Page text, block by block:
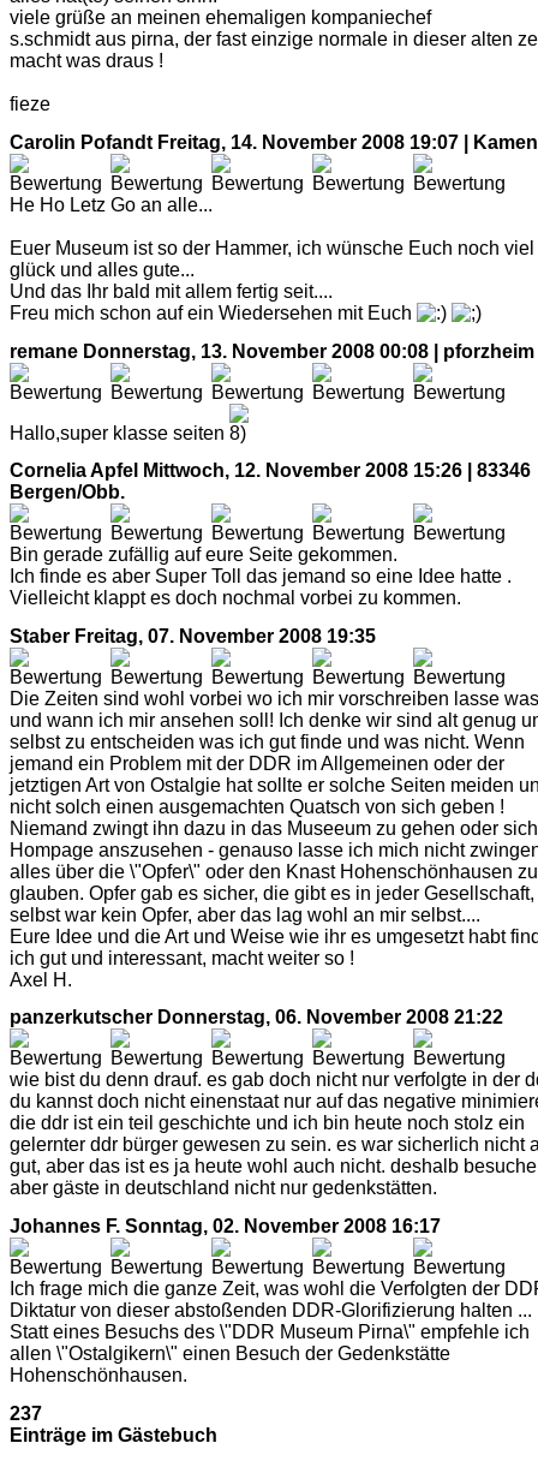
viele grüße an meinen ehemaligen kompaniechef
s.schmidt aus pirna, der fast einzige normale in dieser alten
macht was draus !
fieze
Carolin Pofandt Freitag, 14. November 2008 19:07 |
He Ho Letz Go an alle...
Euer Museum ist so der Hammer, ich wünsche Euch noch viel
glück und alles gute...
Und das Ihr bald mit allem fertig seit....
Freu mich schon auf ein Wiedersehen mit Euch
remane Donnerstag, 13. November 2008 00:08 | pforzheim
Hallo,super klasse seiten
Cornelia Apfel
Mittwoch, 12. November 2008 15:26 | 83346
Bergen/Obb.
Bin gerade zufällig auf eure Seite gekommen.
Ich finde es aber Super Toll das jemand so eine Idee hatte .
Vielleicht klappt es doch nochmal vorbei zu kommen.
Staber Freitag, 07. November 2008 19:35
Die Zeiten sind wohl vorbei wo ich mir vorschreiben lasse was
und wann ich mir ansehen soll! Ich denke wir sind alt genug
selbst zu entscheiden was ich gut finde und was nicht. Wenn
jemand ein Problem mit der DDR im Allgemeinen oder der
jetztigen Art von Ostalgie hat sollte er solche Seiten meiden
nicht solch einen ausgemachten Quatsch von sich geben !
Niemand zwingt ihn dazu in das Museeum zu gehen oder
Hompage anszusehen - genauso lasse ich mich nicht
alles über die \"Opfer\" oder den Knast Hohenschönhausen zu
glauben. Opfer gab es sicher, die gibt es in jeder
selbst war kein Opfer, aber das lag wohl an mir selbst....
Eure Idee und die Art und Weise wie ihr es umgesetzt habt
ich gut und interessant, macht weiter so !
Axel H.
panzerkutscher Donnerstag, 06. November 2008 21:22
wie bist du denn drauf. es gab doch nicht nur verfolgte in der
du kannst doch nicht einenstaat nur auf das negative
die ddr ist ein teil geschichte und ich bin heute noch stolz ein
gelernter ddr bürger gewesen zu sein. es war sicherlich nicht
gut, aber das ist es ja heute wohl auch nicht. deshalb
aber gäste in deutschland nicht nur gedenkstätten.
Johannes F. Sonntag, 02. November 2008 16:17
Ich frage mich die ganze Zeit, was wohl die Verfolgten der
Diktatur von dieser abstoßenden DDR-Glorifizierung halten ...
Statt eines Besuchs des \"DDR Museum Pirna\" empfehle ich
allen \"Ostalgikern\" einen Besuch der Gedenkstätte
Hohenschönhausen.
237
Einträge im Gästebuch